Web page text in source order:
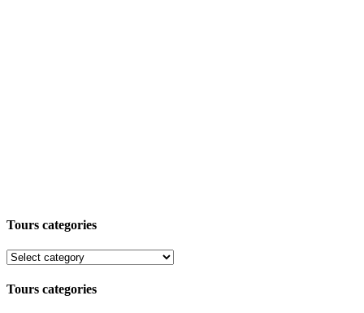
Tours categories
Tours categories